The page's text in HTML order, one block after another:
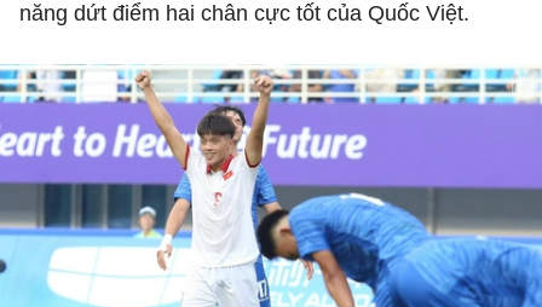
năng dứt điểm hai chân cực tốt của Quốc Việt.